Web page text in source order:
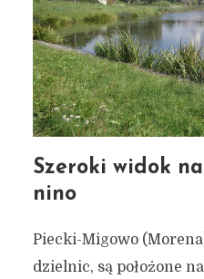
Szeroki widok
nino
Piecki-Migowo
dzielnic, są położone